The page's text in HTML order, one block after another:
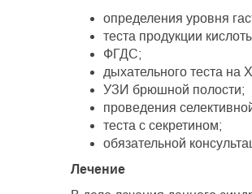
определения уровня
теста продукции
ФГДС;
дыхательного теста на
УЗИ брюшной полости;
проведения
теста с секретином;
обязательной
Лечение